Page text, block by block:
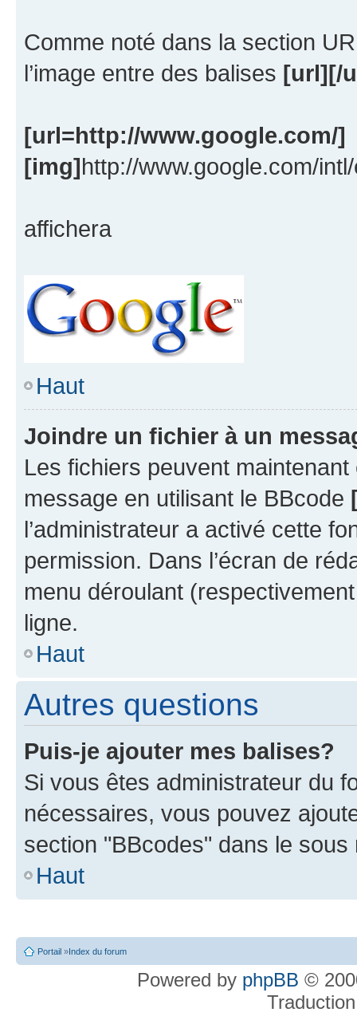
Comme noté dans la section
l’image entre des balises [url][/
[url=http://www.google.com/]
[img]http://www.google.com/
affichera
Haut
Joindre un fichier à un
Les fichiers peuvent
message en utilisant le BBcode
l’administrateur a activé cette
permission. Dans l’écran de
menu déroulant
ligne.
Haut
Autres questions
Puis-je ajouter mes balises?
Si vous êtes administrateur du
nécessaires, vous pouvez
section "BBcodes" dans le
Haut
Portail »Index du forum
Powered by phpBB ©